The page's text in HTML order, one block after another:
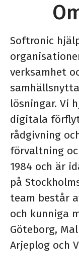
Softronic
verksamhet
lösningar. Vi
digitala
rådgivning
förvaltning
1984 och är
på
team består
och kunniga
Göteborg,
Arjeplog och